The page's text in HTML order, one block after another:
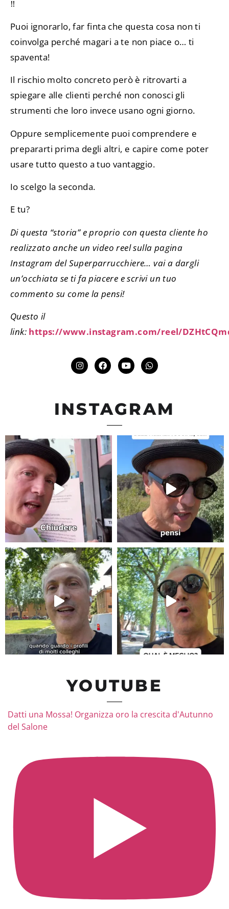
‼️
Puoi ignorarlo, far finta che questa cosa non ti
coinvolga perché magari a te non piace o… ti
spaventa!
Il rischio molto concreto però è ritrovarti a
spiegare alle clienti perché non conosci gli
strumenti che loro invece usano ogni giorno.
Oppure semplicemente puoi comprendere e
prepararti prima degli altri, e capire come poter
usare tutto questo a tuo vantaggio.
Io scelgo la seconda.
E tu?
Di questa “storia” e proprio con questa cliente ho
realizzato anche un video reel sulla pagina
Instagram del Superparrucchiere… vai a dargli
un’occhiata se ti fa piacere e scrivi un tuo
commento su come la pensi!
Questo il
link: https://www.instagram.com/reel/
INSTAGRAM
YOUTUBE
Datti una Mossa! Organizza oro la crescita d'Autunno
del Salone